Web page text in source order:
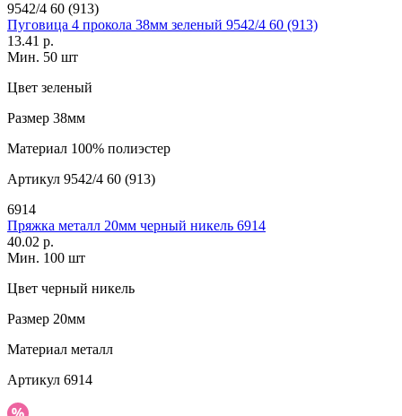
9542/4 60 (913)
Пуговица 4 прокола 38мм зеленый 9542/4 60 (913)
13.41 р.
Мин. 50 шт
Цвет зеленый
Размер 38мм
Материал 100% полиэстер
Артикул 9542/4 60 (913)
6914
Пряжка металл 20мм черный никель 6914
40.02 р.
Мин. 100 шт
Цвет черный никель
Размер 20мм
Материал металл
Артикул 6914